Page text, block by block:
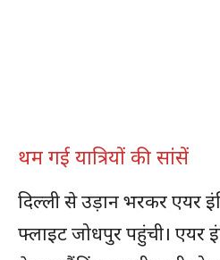
थम गई यात्रियों की सांसें
दिल्ली से उड़ान भरकर एयर
फ्लाइट जोधपुर पहुंची। एयर